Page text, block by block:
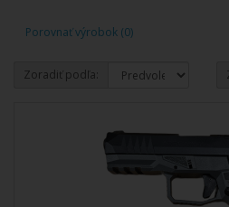
Porovnať výrobok (0)
Zoradiť podľa: